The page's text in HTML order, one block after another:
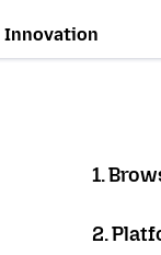
Innovation
1.
2.